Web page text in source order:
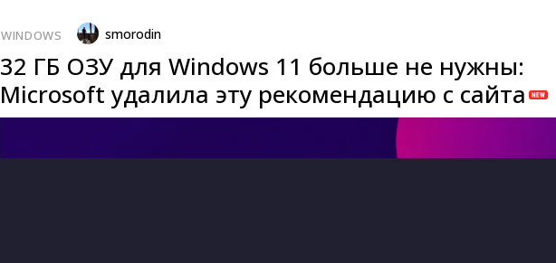
WINDOWS smorodin
32 ГБ ОЗУ для Windows 11 больше не нужны:
Microsoft удалила эту рекомендацию с сайта